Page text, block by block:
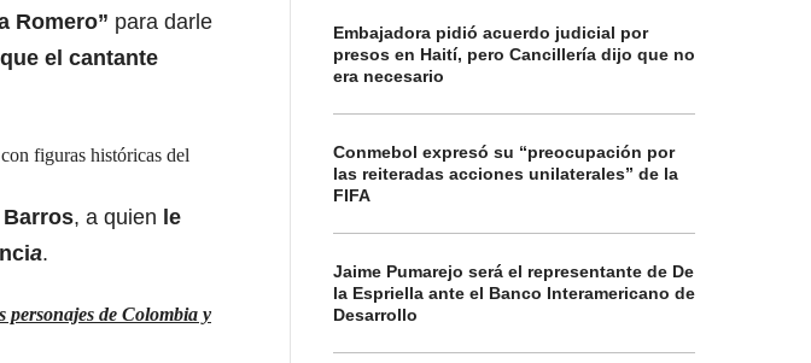
Romero” para darle
el cantante
figuras históricas del
, a quien le
a.
personajes de Colombia y
Embajadora pidió acuerdo judicial por
presos en Haití, pero Cancillería dijo que no
era necesario
Conmebol expresó su “preocupación por
las reiteradas acciones unilaterales” de la
FIFA
Jaime Pumarejo será el representante de De
la Espriella ante el Banco Interamericano de
Desarrollo